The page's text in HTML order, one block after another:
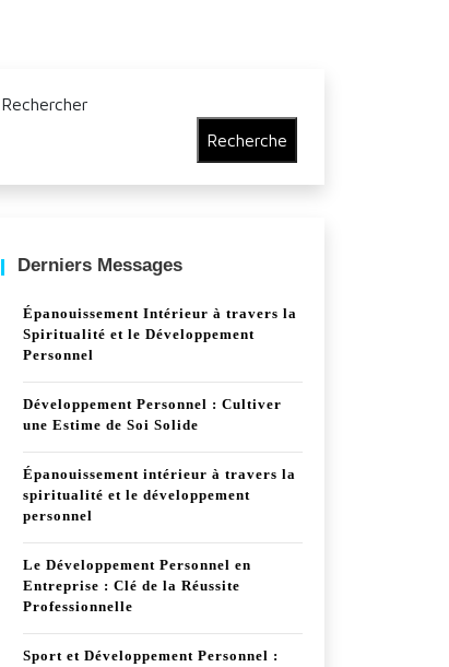
Rechercher
Recherche
Derniers Messages
Épanouissement Intérieur à travers la
Spiritualité et le Développement
Personnel
Développement Personnel : Cultiver
une Estime de Soi Solide
Épanouissement intérieur à travers la
spiritualité et le développement
personnel
Le Développement Personnel en
Entreprise : Clé de la Réussite
Professionnelle
Sport et Développement Personnel :